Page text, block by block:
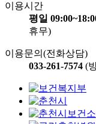
이용시간
평일
휴무)
이용문의(전화상담)
033-261-7574 (